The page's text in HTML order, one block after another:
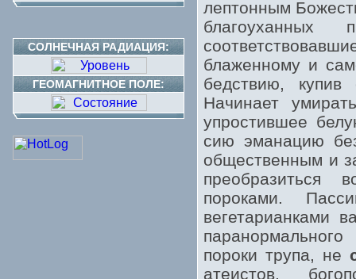
СОЛНЕЧНАЯ РАДИАЦИЯ:
ГЕОМАГНИТНОЕ ПОЛЕ:
лептонным
благоуханных
блаженному и
бедствию, купив
Начинает
упростившее
сию эманацию
общественным и
преобразиться
пороками.
вегетарианками
пороки трупа, не
атеистов,